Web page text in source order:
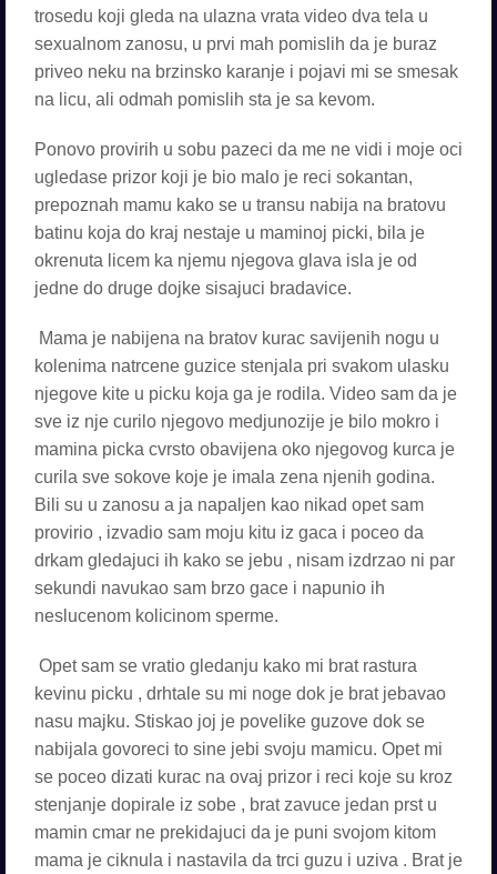
trosedu koji gleda na ulazna vrata video dva tela u
sexualnom zanosu, u prvi mah pomislih da je buraz
priveo neku na brzinsko karanje i pojavi mi se smesak
na licu, ali odmah pomislih sta je sa kevom.
Ponovo provirih u sobu pazeci da me ne vidi i moje oci
ugledase prizor koji je bio malo je reci sokantan,
prepoznah mamu kako se u transu nabija na bratovu
batinu koja do kraj nestaje u maminoj picki, bila je
okrenuta licem ka njemu njegova glava isla je od
jedne do druge dojke sisajuci bradavice.
Mama je nabijena na bratov kurac savijenih nogu u
kolenima natrcene guzice stenjala pri svakom ulasku
njegove kite u picku koja ga je rodila. Video sam da je
sve iz nje curilo njegovo medjunozije je bilo mokro i
mamina picka cvrsto obavijena oko njegovog kurca je
curila sve sokove koje je imala zena njenih godina.
Bili su u zanosu a ja napaljen kao nikad opet sam
provirio , izvadio sam moju kitu iz gaca i poceo da
drkam gledajuci ih kako se jebu , nisam izdrzao ni par
sekundi navukao sam brzo gace i napunio ih
neslucenom kolicinom sperme.
Opet sam se vratio gledanju kako mi brat rastura
kevinu picku , drhtale su mi noge dok je brat jebavao
nasu majku. Stiskao joj je povelike guzove dok se
nabijala govoreci to sine jebi svoju mamicu. Opet mi
se poceo dizati kurac na ovaj prizor i reci koje su kroz
stenjanje dopirale iz sobe , brat zavuce jedan prst u
mamin cmar ne prekidajuci da je puni svojom kitom
mama je ciknula i nastavila da trci guzu i uziva . Brat je